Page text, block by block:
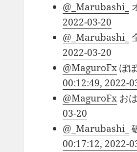
@_Marubashi_
2022-03-20
@_Marubashi_
2022-03-20
@MaguroFxぽ
00:12:49, 2022-
@MaguroFx お
03-20
@_Marubashi_
00:17:12, 2022-